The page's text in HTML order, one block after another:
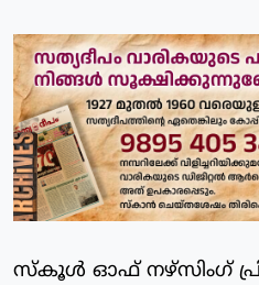
സ്കൂൾ ഓഫ് നഴ്സിംഗ്